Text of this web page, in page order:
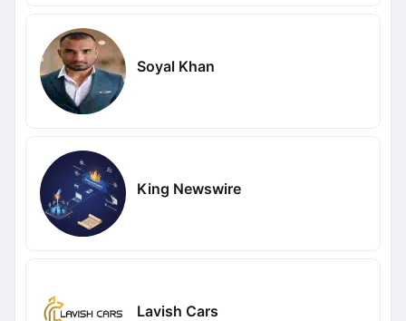
Soyal Khan
King Newswire
Lavish Cars